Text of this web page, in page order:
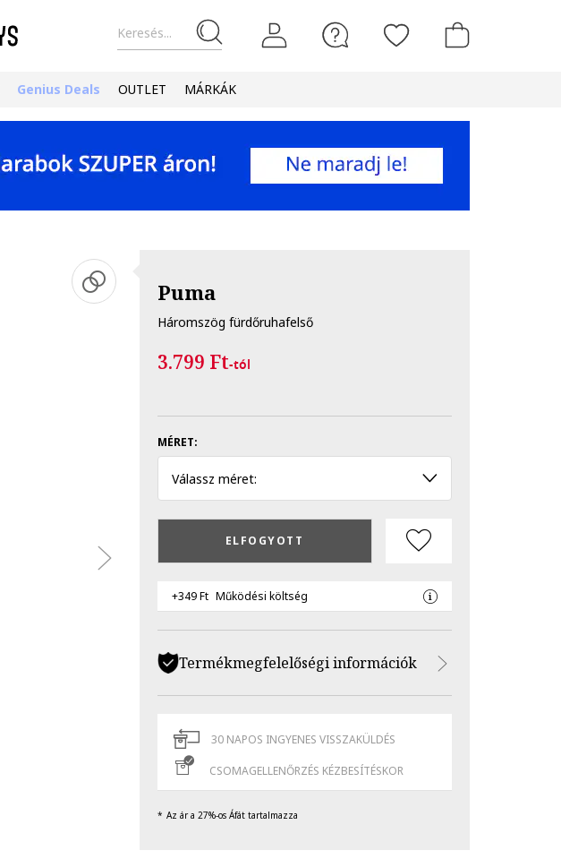
Keresés...
Genius Deals OUTLET MÁRKÁK
Puma
Háromszög fürdőruhafelső
3.799 Ft-tól
MÉRET:
Válassz méret:
ELFOGYOTT
+349 Ft Működési költség
Termékmegfelelőségi információk
30 NAPOS INGYENES VISSZAKÜLDÉS
CSOMAGELLENŐRZÉS KÉZBESÍTÉSKOR
Az ár a 27%-os Áfát tartalmazza